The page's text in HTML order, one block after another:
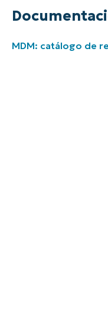
MDM: catálogo de